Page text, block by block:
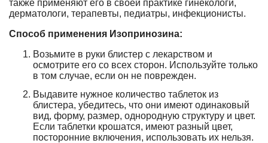
также применяют его в своей практике гинекологи,
дерматологи, терапевты, педиатры, инфекционисты.
Способ применения Изопринозина:
Возьмите в руки блистер с лекарством и
осмотрите его со всех сторон. Используйте только
в том случае, если он не поврежден.
Выдавите нужное количество таблеток из
блистера, убедитесь, что они имеют одинаковый
вид, форму, размер, однородную структуру и цвет.
Если таблетки крошатся, имеют разный цвет,
посторонние включения, использовать их нельзя.